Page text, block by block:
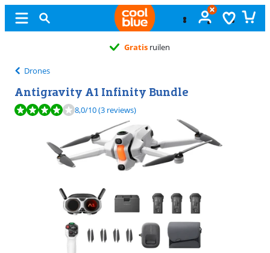
Gratis ruilen
Drones
Antigravity A1 Infinity Bundle
Beoordeling is 8,0 van de 10, gebaseerd op 3 reviews.
8,0/10(3 reviews)